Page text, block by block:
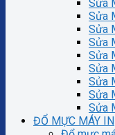
Sửa
Sửa
Sửa
Sửa
Sửa
Sửa
Sửa
Sửa
Sửa
ĐỔ MỰC MÁY IN